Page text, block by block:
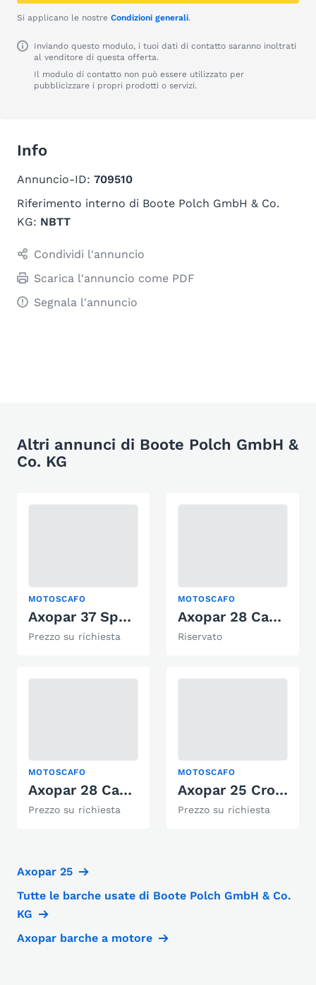
Si applicano le nostre Condizioni generali.
Inviando questo modulo, i tuoi dati di contatto saranno inoltrati
al venditore di questa offerta.
Il modulo di contatto non può essere utilizzato per
pubblicizzare i propri prodotti o servizi.
Info
Annuncio-ID: 709510
Riferimento interno di Boote Polch GmbH & Co.
KG: NBTT
Condividi l'annuncio
Scarica l'annuncio come PDF
Segnala l'annuncio
Altri annunci di Boote Polch GmbH &
Co. KG
MOTOSCAFO
Axopar 37 Sports Cabin
Prezzo su richiesta
MOTOSCAFO
Axopar 28 Cabin
Riservato
MOTOSCAFO
Axopar 28 Cabin
Prezzo su richiesta
MOTOSCAFO
Axopar 25 Cross-Top
Prezzo su richiesta
Axopar 25
Tutte le barche usate di Boote Polch GmbH & Co.
KG
Axopar barche a motore